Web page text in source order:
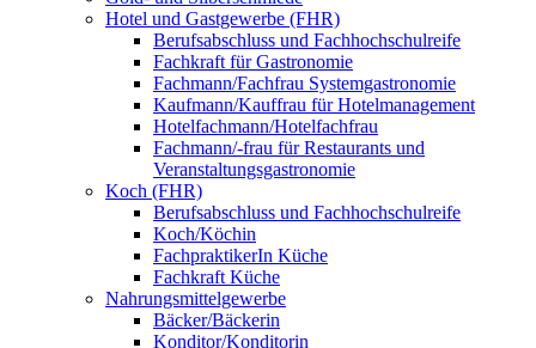
Hotel und Gastgewerbe (FHR)
Berufsabschluss und Fachhochschulreife
Fachkraft für Gastronomie
Fachmann/Fachfrau Systemgastronomie
Kaufmann/Kauffrau für Hotelmanagement
Hotelfachmann/Hotelfachfrau
Fachmann/-frau für Restaurants und
Veranstaltungsgastronomie
Koch (FHR)
Berufsabschluss und Fachhochschulreife
Koch/Köchin
FachpraktikerIn Küche
Fachkraft Küche
Nahrungsmittelgewerbe
Bäcker/Bäckerin
Konditor/Konditorin